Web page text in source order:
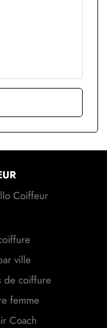
Coiffeur
ville
de coiffure
femme
Coach